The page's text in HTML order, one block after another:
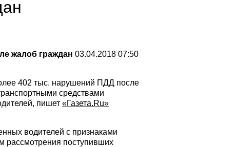
жалоб граждан 03.04.2018 07:50
402 тыс. нарушений ПДД после
средствами
пишет «Газета.Ru»
водителей с признаками
рассмотрения поступивших